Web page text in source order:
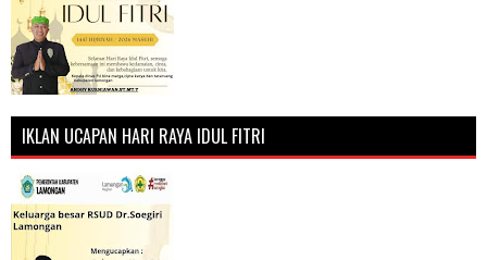
IKLAN UCAPAN HARI RAYA IDUL FITRI